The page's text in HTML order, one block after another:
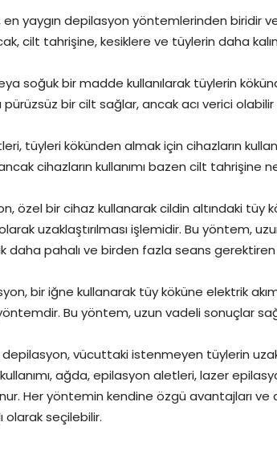
en yaygın depilasyon yöntemlerinden biridir
cilt tahrişine, kesiklere ve tüylerin daha
soğuk bir madde kullanılarak tüylerin
bir cilt sağlar, ancak acı verici
tüyleri kökünden almak için cihazların
cihazların kullanımı bazen cilt tahrişine
özel bir cihaz kullanarak cildin altındaki tüy
olarak uzaklaştırılması işlemidir. Bu yöntem,
daha pahalı ve birden fazla seans gerektiren
bir iğne kullanarak tüy köküne elektrik
Bu yöntem, uzun vadeli sonuçlar
vücuttaki istenmeyen tüylerin
ağda, epilasyon aletleri, lazer
Her yöntemin kendine özgü avantajları ve
olarak seçilebilir.